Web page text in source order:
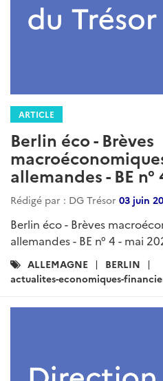
ARTICLE
Berlin éco - Brèves
allemandes - BE n°
Rédigé par : DG Trésor 03 juin
Berlin éco - Brèves
allemandes - BE n° 4 - mai
Catégories
:
ALLEMAGNE
BERLIN
actualites-economiques-